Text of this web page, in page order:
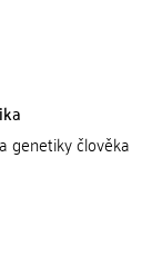
genetiky člověka